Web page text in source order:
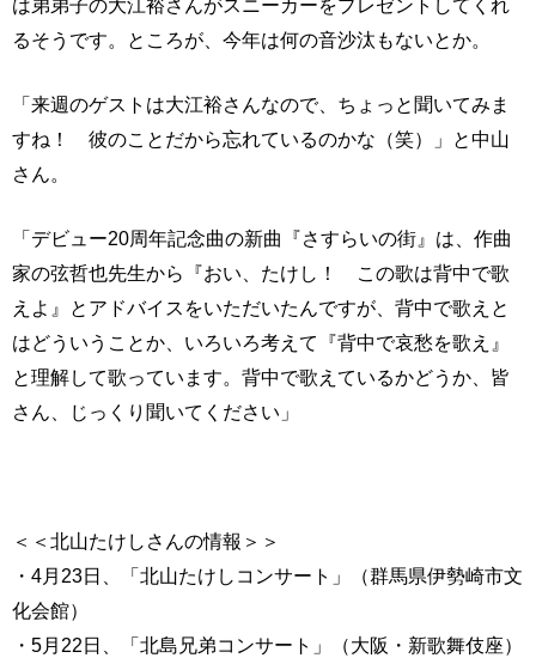
は弟弟子の大江裕さんがスニーカーをプレゼントしてくれ
るそうです。ところが、今年は何の音沙汰もないとか。
「来週のゲストは大江裕さんなので、ちょっと聞いてみま
すね！ 彼のことだから忘れているのかな（笑）」と中山
さん。
「デビュー20周年記念曲の新曲『さすらいの街』は、作曲
家の弦哲也先生から『おい、たけし！ この歌は背中で歌
えよ』とアドバイスをいただいたんですが、背中で歌えと
はどういうことか、いろいろ考えて『背中で哀愁を歌え』
と理解して歌っています。背中で歌えているかどうか、皆
さん、じっくり聞いてください」
＜＜北山たけしさんの情報＞＞
・4月23日、「北山たけしコンサート」（群馬県伊勢崎市文
化会館）
・5月22日、「北島兄弟コンサート」（大阪・新歌舞伎座）